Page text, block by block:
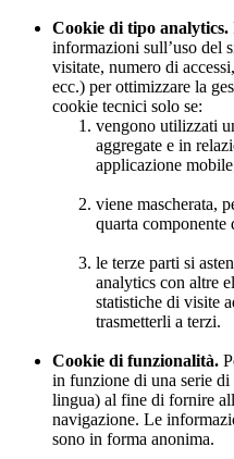
Cookie di tipo analytics.
informazioni sull’uso del
visitate, numero di
ecc.) per ottimizzare la
cookie tecnici solo se:
vengono utilizzati
aggregate e in
applicazione
viene mascherata,
quarta componente
le terze parti si
analytics con altre
statistiche di visite
trasmetterli a terzi.
Cookie di funzionalità.
in funzione di una serie
lingua) al fine di fornire
navigazione. Le
sono in forma anonima.